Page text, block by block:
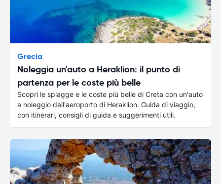
Grecia
Noleggia un'auto a Heraklion: il punto di
partenza per le coste più belle
Scopri le spiagge e le coste più belle di Creta con un'auto
a noleggio dall'aeroporto di Heraklion. Guida di viaggio,
con itinerari, consigli di guida e suggerimenti utili.